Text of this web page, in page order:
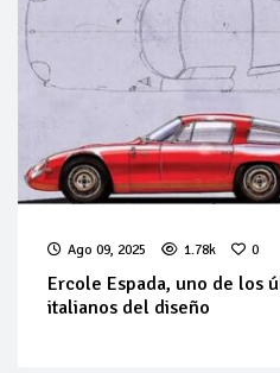
Ago 09, 2025 1.78k 0
Ercole Espada, uno de los
italianos del diseño